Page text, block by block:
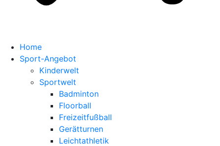
Home
Sport-Angebot
Kinderwelt
Sportwelt
Badminton
Floorball
Freizeitfußball
Gerätturnen
Leichtathletik